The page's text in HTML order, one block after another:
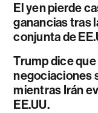
El yen pierde
ganancias tras
conjunta de
Trump dice
negociaciones
mientras Irán
EE.UU.